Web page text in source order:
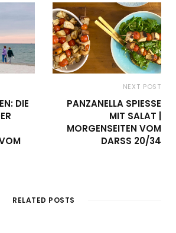
DIE
NEXT POST
PANZANELLA SPIESSE M
IT SALAT | M
ORGENSEITEN VOM D
ARSS 20/34
RELATED POSTS